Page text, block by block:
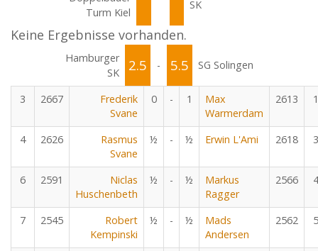
Turm Kiel
SK
Keine Ergebnisse vorhanden.
Hamburger
SK
2.5 - 5.5 SG Solingen
3 2667
Frederik
Svane
0 - 1
Max
Warmerdam
2613 1
4 2626
Rasmus
Svane
½ - ½ Erwin L'Ami 2618 3
6 2591
Niclas
Huschenbeth
½ - ½
Markus
Ragger
2566 4
7 2545
Robert
Kempinski
½ - ½
Mads
Andersen
2562 5